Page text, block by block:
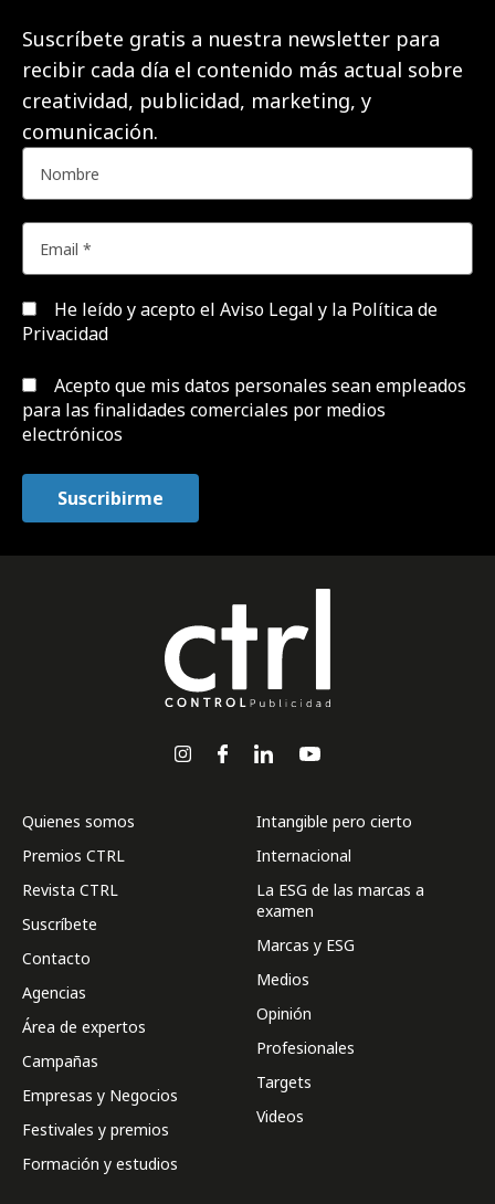
Suscríbete gratis a nuestra newsletter para
recibir cada día el contenido más actual sobre
creatividad, publicidad, marketing, y
comunicación.
He leído y acepto el Aviso Legal y la Política de
Privacidad
Acepto que mis datos personales sean empleados
para las finalidades comerciales por medios
electrónicos
Quienes somos
Premios CTRL
Revista CTRL
Suscríbete
Contacto
Agencias
Área de expertos
Campañas
Empresas y Negocios
Festivales y premios
Formación y estudios
Intangible pero cierto
Internacional
La ESG de las marcas a
examen
Marcas y ESG
Medios
Opinión
Profesionales
Targets
Videos